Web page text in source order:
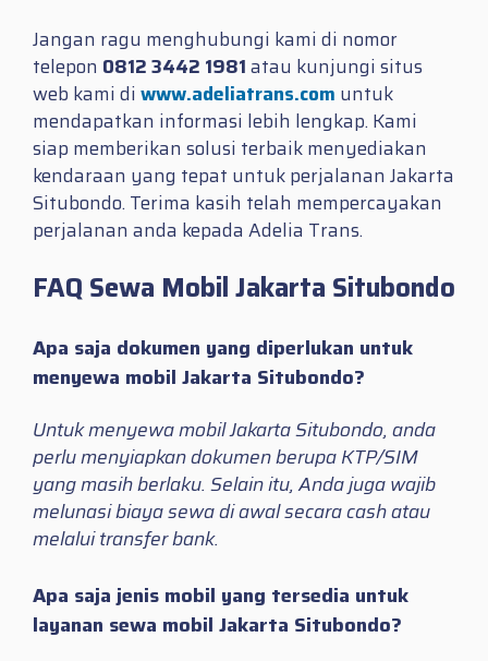
Jangan ragu menghubungi kami di nomor
telepon 0812 3442 1981atau kunjungi situs
web kami di www.adeliatrans.com untuk
mendapatkan informasi lebih lengkap. Kami
siap memberikan solusi terbaik menyediakan
kendaraan yang tepat untuk perjalanan Jakarta
Situbondo. Terima kasih telah mempercayakan
perjalanan anda kepada Adelia Trans.
FAQ Sewa Mobil Jakarta Situbondo
Apa saja dokumen yang diperlukan untuk
menyewa mobil Jakarta Situbondo?
Untuk menyewa mobil Jakarta Situbondo, anda
perlu menyiapkan dokumen berupa KTP/SIM
yang masih berlaku. Selain itu, Anda juga wajib
melunasi biaya sewa di awal secara cash atau
melalui transfer bank.
Apa saja jenis mobil yang tersedia untuk
layanan sewa mobil Jakarta Situbondo?